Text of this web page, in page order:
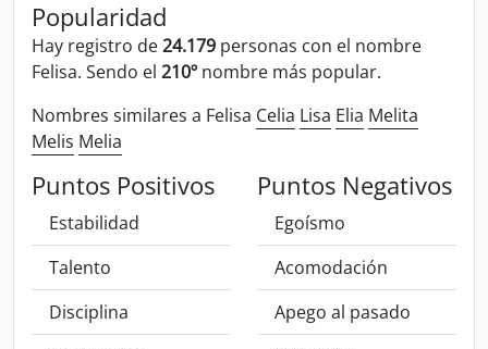
Popularidad
Hay registro de24.179 personas con el nombre
Felisa. Sendo el 210º nombre más popular.
Nombres similares a Felisa Celia Lisa Elia Melita
Melis Melia
Puntos Positivos
Estabilidad
Talento
Disciplina
Puntos Negativos
Egoísmo
Acomodación
Apego al pasado